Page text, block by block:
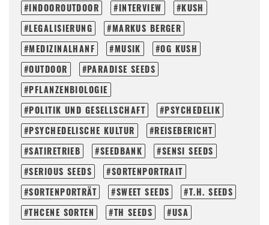
INDOOROUTDOOR
INTERVIEW
KUSH
LEGALISIERUNG
MARKUS BERGER
MEDIZINALHANF
MUSIK
OG KUSH
OUTDOOR
PARADISE SEEDS
PFLANZENBIOLOGIE
POLITIK UND GESELLSCHAFT
PSYCHEDELIK
PSYCHEDELISCHE KULTUR
REISEBERICHT
SATIRETRIEB
SEEDBANK
SENSI SEEDS
SERIOUS SEEDS
SORTENPORTRAIT
SORTENPORTRÄT
SWEET SEEDS
T.H. SEEDS
THCENE SORTEN
TH SEEDS USA